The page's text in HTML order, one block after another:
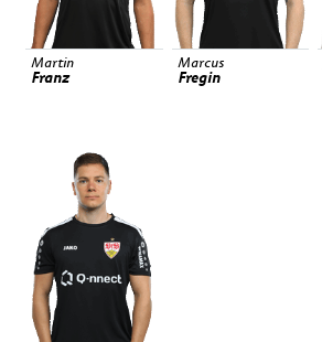
Martin
Franz
Marcus
Fregin